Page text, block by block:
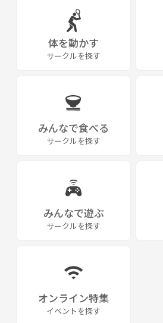
体を動かす
サークルを探す
みんなで食べる
サークルを探す
みんなで遊ぶ
サークルを探す
オンライン特集
イベントを探す